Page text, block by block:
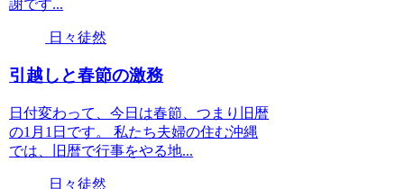
謝です...
日々徒然
引越しと春節の激務
日付変わって、今日は春節、つまり旧暦
の1月1日です。 私たち夫婦の住む沖縄
では、旧暦で行事をやる地...
日々徒然